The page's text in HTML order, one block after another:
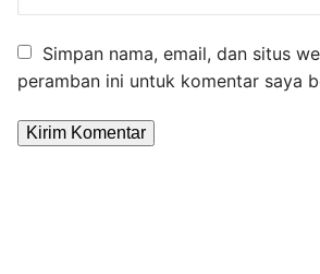
Simpan nama, email, dan situs
peramban ini untuk komentar saya